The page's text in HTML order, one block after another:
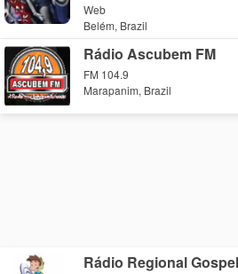
Web
Belém, Brazil
Rádio Ascubem FM
FM 104.9
Marapanim, Brazil
Rádio Regional Gospel